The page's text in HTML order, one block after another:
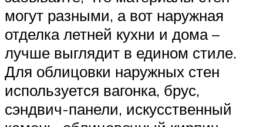
могут разными, а вот наружная
отделка летней кухни и дома –
лучше выглядит в едином стиле.
Для облицовки наружных стен
используется вагонка, брус,
сэндвич-панели, искусственный